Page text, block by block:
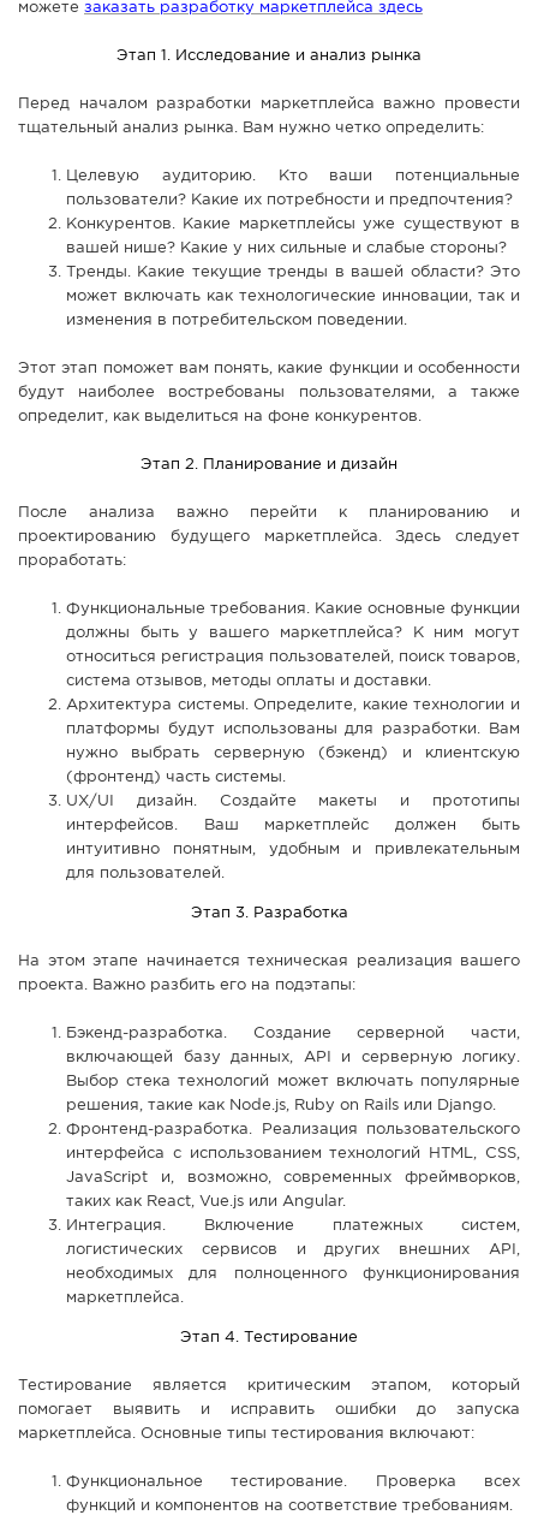
СТАТЬИ
ГОЛОСОВАНИЯ
ФОТО
можете заказать разработку маркетплейса здесь
Этап 1. Исследование и анализ рынка
Перед началом разработки маркетплейса важно провести
тщательный анализ рынка. Вам нужно четко определить:
Целевую аудиторию. Кто ваши потенциальные
пользователи? Какие их потребности и предпочтения?
Конкурентов. Какие маркетплейсы уже существуют в
вашей нише? Какие у них сильные и слабые стороны?
Тренды. Какие текущие тренды в вашей области? Это
может включать как технологические инновации, так и
изменения в потребительском поведении.
Этот этап поможет вам понять, какие функции и особенности
будут наиболее востребованы пользователями, а также
определит, как выделиться на фоне конкурентов.
Этап 2. Планирование и дизайн
После анализа важно перейти к планированию и
проектированию будущего маркетплейса. Здесь следует
проработать:
Функциональные требования. Какие основные функции
должны быть у вашего маркетплейса? К ним могут
относиться регистрация пользователей, поиск товаров,
система отзывов, методы оплаты и доставки.
Архитектура системы. Определите, какие технологии и
платформы будут использованы для разработки. Вам
нужно выбрать серверную (бэкенд) и клиентскую
(фронтенд) часть системы.
UX/UI дизайн. Создайте макеты и прототипы
интерфейсов. Ваш маркетплейс должен быть
интуитивно понятным, удобным и привлекательным
для пользователей.
Этап 3. Разработка
На этом этапе начинается техническая реализация вашего
проекта. Важно разбить его на подэтапы:
Бэкенд-разработка. Создание серверной части,
включающей базу данных, API и серверную логику.
Выбор стека технологий может включать популярные
решения, такие как Node.js, Ruby on Rails или Django.
Фронтенд-разработка. Реализация пользовательского
интерфейса с использованием технологий HTML, CSS,
JavaScript и, возможно, современных фреймворков,
таких как React, Vue.js или Angular.
Интеграция. Включение платежных систем,
логистических сервисов и других внешних API,
необходимых для полноценного функционирования
маркетплейса.
Этап 4. Тестирование
Тестирование является критическим этапом, который
помогает выявить и исправить ошибки до запуска
маркетплейса. Основные типы тестирования включают:
Функциональное тестирование. Проверка всех
функций и компонентов на соответствие требованиям.